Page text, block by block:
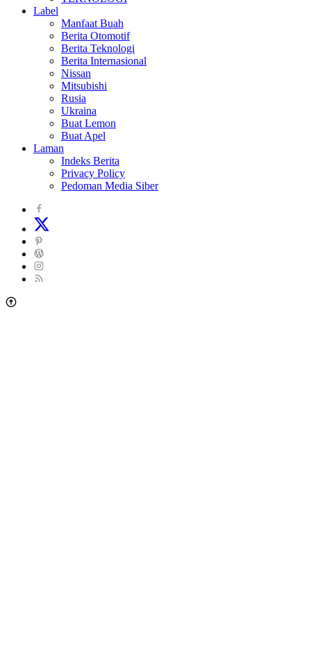
Label
Manfaat Buah
Berita Otomotif
Berita Teknologi
Berita Internasional
Nissan
Mitsubishi
Rusia
Ukraina
Buat Lemon
Buat Apel
Laman
Indeks Berita
Privacy Policy
Pedoman Media Siber